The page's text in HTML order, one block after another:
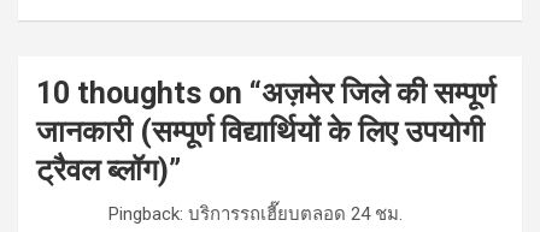
10 thoughts on “अज़मेर जिले की सम्पूर्ण
जानकारी (सम्पूर्ण विद्यार्थियों के लिए उपयोगी
ट्रैवल ब्लॉग)”
Pingback: บริการรถเฮี๊ยบตลอด 24 ชม.